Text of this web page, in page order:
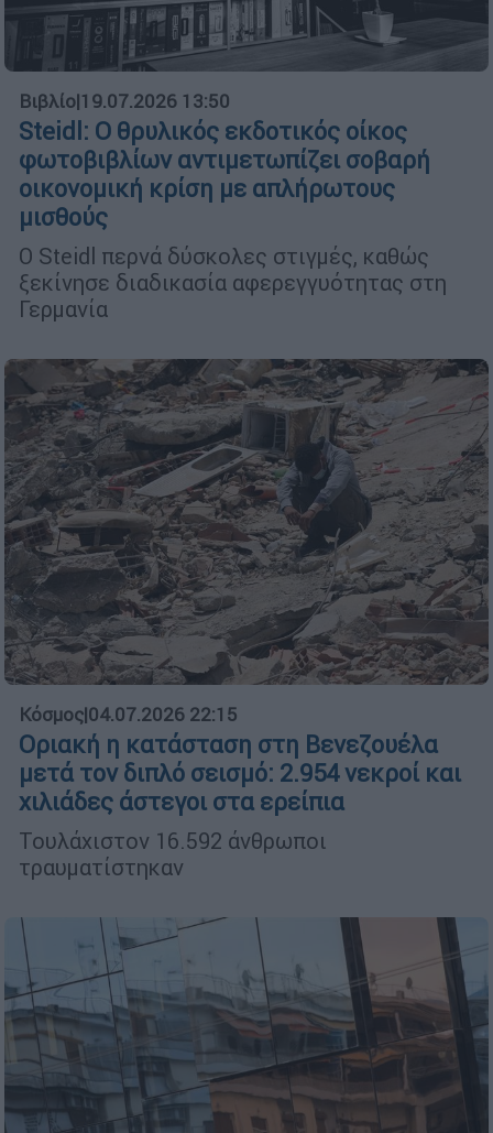
Βιβλίο|19.07.2026 13:50
Steidl: Ο θρυλικός εκδοτικός οίκος
φωτοβιβλίων αντιμετωπίζει σοβαρή
οικονομική κρίση με απλήρωτους
μισθούς
Ο Steidl περνά δύσκολες στιγμές, καθώς
ξεκίνησε διαδικασία αφερεγγυότητας στη
Γερμανία
Κόσμος|04.07.2026 22:15
Οριακή η κατάσταση στη Βενεζουέλα
μετά τον διπλό σεισμό: 2.954 νεκροί και
χιλιάδες άστεγοι στα ερείπια
Τουλάχιστον 16.592 άνθρωποι
τραυματίστηκαν